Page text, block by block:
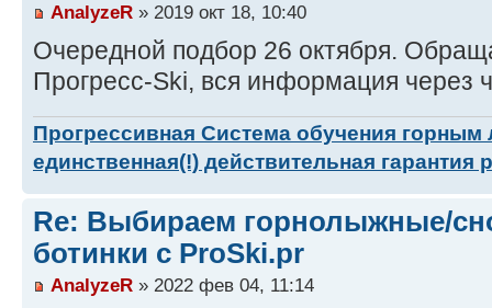
AnalyzeR » 2019 окт 18, 10:40
Очередной подбор 26 октября.
Прогресс-Ski, вся информация через
Прогрессивная Система обучения
единственная(!) действительная гарантия
Re: Выбираем горнолыжные/
ботинки с ProSki.pr
AnalyzeR » 2022 фев 04, 11:14